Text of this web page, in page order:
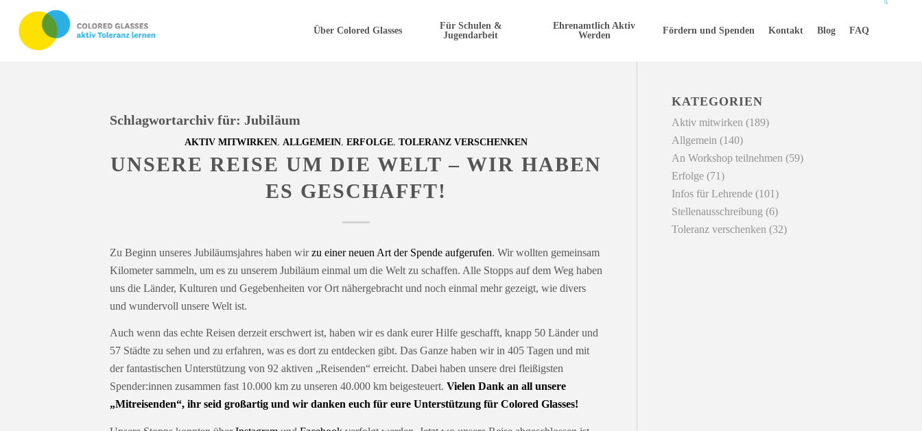
Über Colored Glasses
Für Schulen &
Jugendarbeit
Ehrenamtlich Aktiv
Werden
Fördern und Spenden Kontakt Blog FAQ
Schlagwortarchiv für: Jubiläum
AKTIV MITWIRKEN, ALLGEMEIN, ERFOLGE, TOLERANZ VERSCHENKEN
UNSERE REISE UM DIE WELT – WIR HABEN
ES GESCHAFFT!
Zu Beginn unseres Jubiläumsjahres haben wirzu einer neuen Art der Spende aufgerufen. Wir wollten gemeinsam
Kilometer sammeln, um es zu unserem Jubiläum einmal um die Welt zu schaffen. Alle Stopps auf dem Weg haben
uns die Länder, Kulturen und Gegebenheiten vor Ort nähergebracht und noch einmal mehr gezeigt, wie divers
und wundervoll unsere Welt ist.
Auch wenn das echte Reisen derzeit erschwert ist, haben wir es dank eurer Hilfe geschafft, knapp 50 Länder und
57 Städte zu sehen und zu erfahren, was es dort zu entdecken gibt. Das Ganze haben wir in 405 Tagen und mit
der fantastischen Unterstützung von 92 aktiven „Reisenden“ erreicht. Dabei haben unsere drei fleißigsten
Spender:innen zusammen fast 10.000 km zu unseren 40.000 km beigesteuert. Vielen Dank an all unsere
„Mitreisenden“, ihr seid großartig und wir danken euch für eure Unterstützung für Colored Glasses!
KATEGORIEN
Aktiv mitwirken (189)
Allgemein (140)
An Workshop teilnehmen (59)
Erfolge (71)
Infos für Lehrende (101)
Stellenausschreibung (6)
Toleranz verschenken (32)